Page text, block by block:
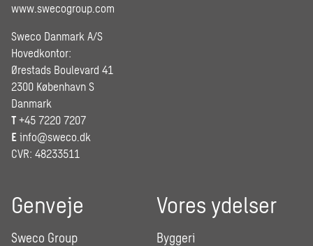
www.swecogroup.com
Sweco Danmark A/S
Hovedkontor:
Ørestads Boulevard 41
2300 København S
Danmark
T +45 7220 7207
E info@sweco.dk
CVR: 48233511
Genveje
Sweco Group
Vores ydelser
Byggeri